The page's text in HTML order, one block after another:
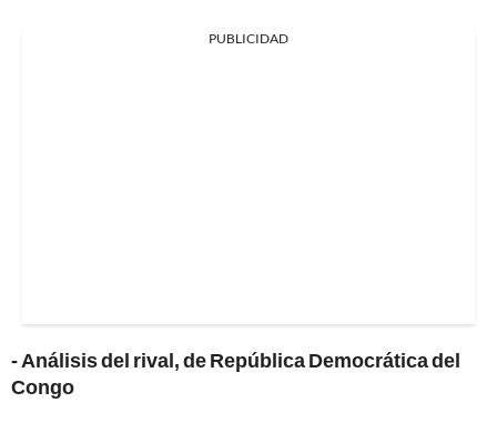
PUBLICIDAD
- Análisis del rival, de República Democrática del
Congo